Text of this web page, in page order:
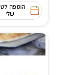
הוספה
שלי